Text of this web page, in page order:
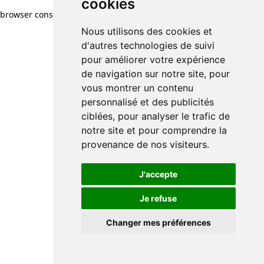
cookies
Nous utilisons des cookies et
d'autres technologies de suivi
pour améliorer votre expérience
de navigation sur notre site, pour
vous montrer un contenu
personnalisé et des publicités
ciblées, pour analyser le trafic de
notre site et pour comprendre la
provenance de nos visiteurs.
J'accepte
Je refuse
Changer mes préférences
browser console for more information)